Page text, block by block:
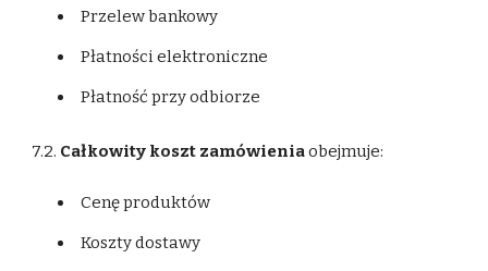
Przelew bankowy
Płatności elektroniczne
Płatność przy odbiorze
7.2. Całkowity koszt zamówieniaobejmuje:
Cenę produktów
Koszty dostawy